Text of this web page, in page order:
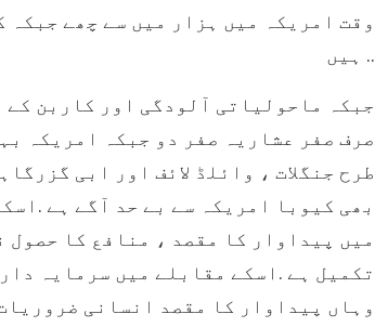
وقت امریکہ میں ہزار میں سے چھے جبکہ
ہیں ..
جبکہ ماحولیاتی آلودگی اور کاربن کے
صرف صفر عشاریہ صفر دو جبکہ امریکہ
طرح جنگلات ، وائلڈ لائف اور ابی
بھی کیوبا امریکہ سے بے حد آگے ہے
میں پیداوار کا مقصد ، منافع کا
تکمیل ہے .اسکے مقابلے میں سرمایہ
وہاں پیداوار کا مقصد انسانی